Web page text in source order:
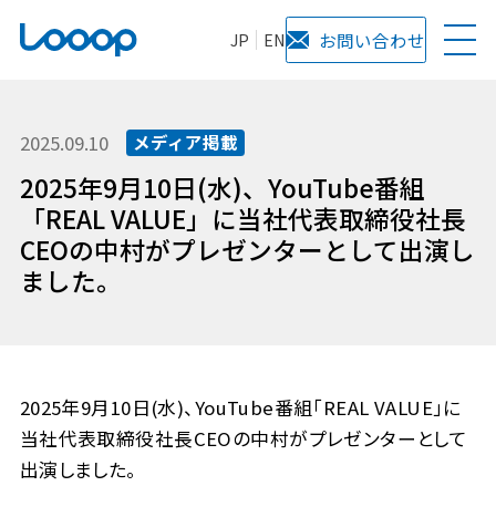
JP EN お問い合わせ
2025.09.10 メディア掲載
2025年9月10日(水)、YouTube番組
「REAL VALUE」に当社代表取締役社長
CEOの中村がプレゼンターとして出演し
ました。
2025年9月10日(水)、YouTube番組「REAL VALUE」に
当社代表取締役社長CEOの中村がプレゼンターとして
出演しました。